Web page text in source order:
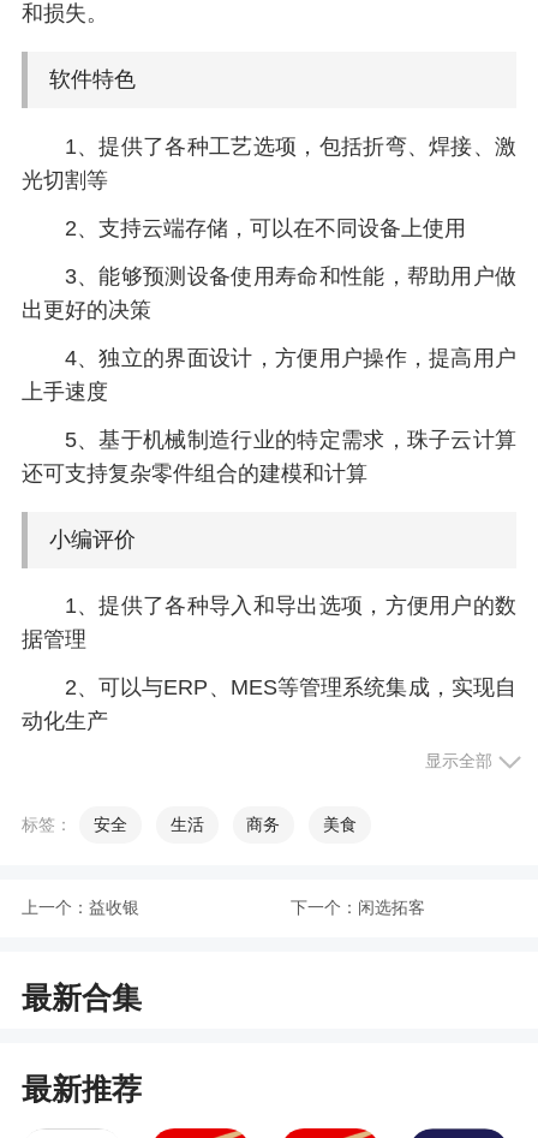
和损失。
软件特色
1、提供了各种工艺选项，包括折弯、焊接、激
光切割等
2、支持云端存储，可以在不同设备上使用
3、能够预测设备使用寿命和性能，帮助用户做
出更好的决策
4、独立的界面设计，方便用户操作，提高用户
上手速度
5、基于机械制造行业的特定需求，珠子云计算
还可支持复杂零件组合的建模和计算
小编评价
1、提供了各种导入和导出选项，方便用户的数
据管理
2、可以与ERP、MES等管理系统集成，实现自
动化生产
显示全部
标签： 安全 生活 商务 美食
上一个： 益收银 下一个： 闲选拓客
最新合集
最新推荐